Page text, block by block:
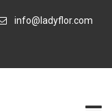
info@ladyflor.com